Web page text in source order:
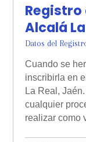
Registro
Alcalá
Datos del
Cuando se
inscribirla en
La Real,
cualquier
realizar como